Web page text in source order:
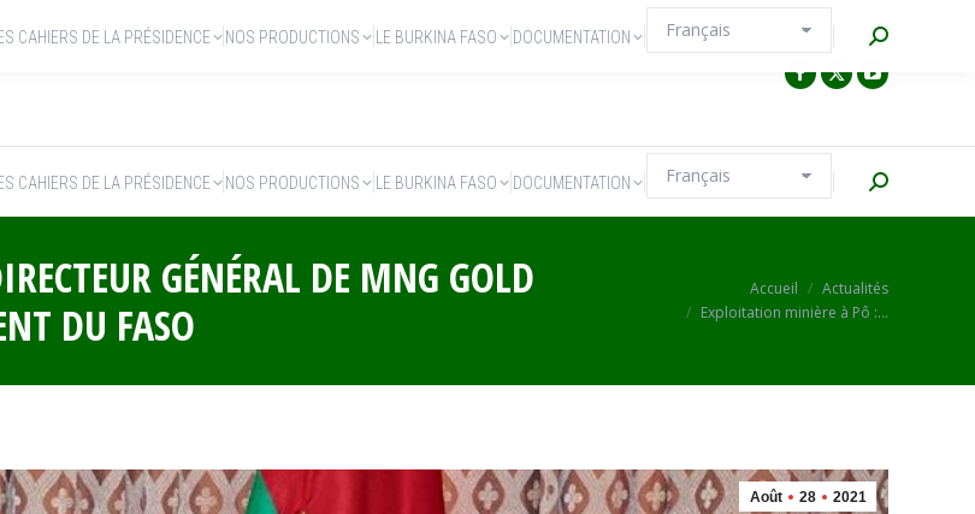
CAHIERS DE LA PRÉSIDENCE NOS PRODUCTIONS LE BURKINA FASO DOCUMENTATION Recherche
GÉNÉRAL DE MNG GOLD
DU FASO
Vous êtes ici :Accueil
Actualités
Exploitation minière à Pô :…
Août 28 2021
CAHIERS DE LA PRÉSIDENCE NOS PRODUCTIONS LE BURKINA FASO DOCUMENTATION Recherche